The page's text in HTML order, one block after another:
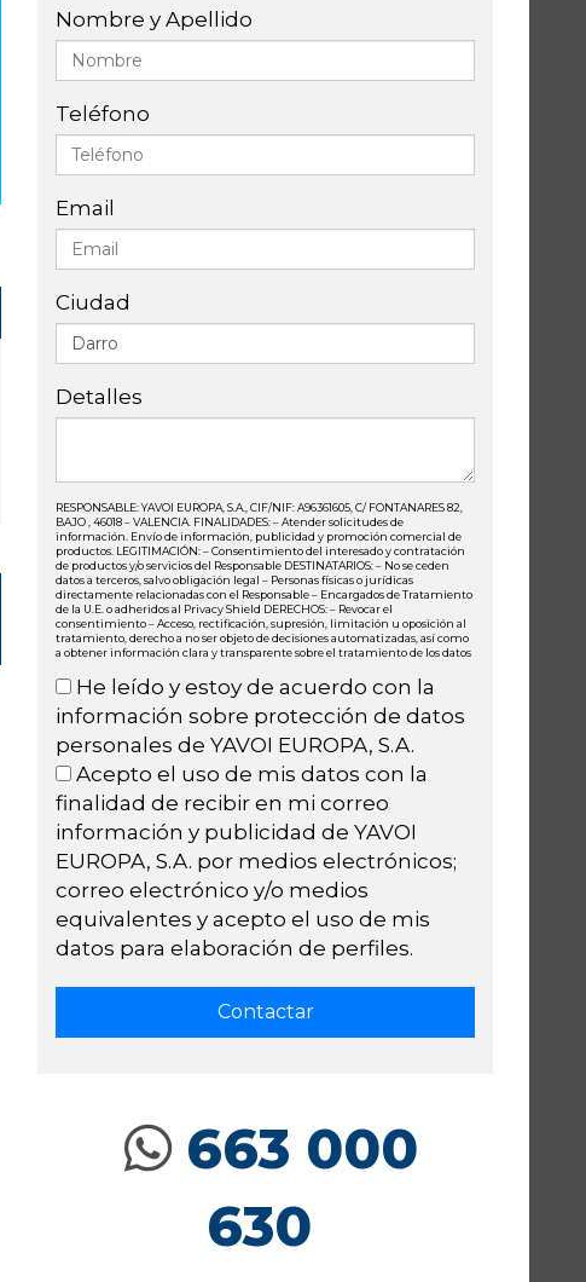
Nombre y Apellido
Teléfono
Email
Ciudad
Detalles
RESPONSABLE: YAVOI EUROPA, S.A., CIF/NIF: A96361605, C/ FONTANARES 82,
BAJO , 46018 – VALENCIA. FINALIDADES: – Atender solicitudes de
información. Envío de información, publicidad y promoción comercial de
productos. LEGITIMACIÓN: – Consentimiento del interesado y contratación
de productos y/o servicios del Responsable DESTINATARIOS: – No se ceden
datos a terceros, salvo obligación legal – Personas físicas o jurídicas
directamente relacionadas con el Responsable – Encargados de Tratamiento
de la U.E. o adheridos al Privacy Shield DERECHOS: – Revocar el
consentimiento – Acceso, rectificación, supresión, limitación u oposición al
tratamiento, derecho a no ser objeto de decisiones automatizadas, así como
a obtener información clara y transparente sobre el tratamiento de los datos
He leído y estoy de acuerdo con la
información sobre protección de datos
personales de YAVOI EUROPA, S.A.
Acepto el uso de mis datos con la
finalidad de recibir en mi correo
información y publicidad de YAVOI
EUROPA, S.A. por medios electrónicos;
correo electrónico y/o medios
equivalentes y acepto el uso de mis
datos para elaboración de perfiles.
663 000
630